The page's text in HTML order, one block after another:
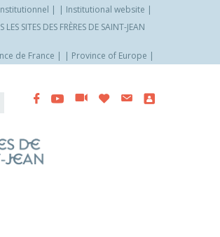
Institutional website
LES SITES DES FRÈRES DE SAINT-JEAN
de France
Province of Europe